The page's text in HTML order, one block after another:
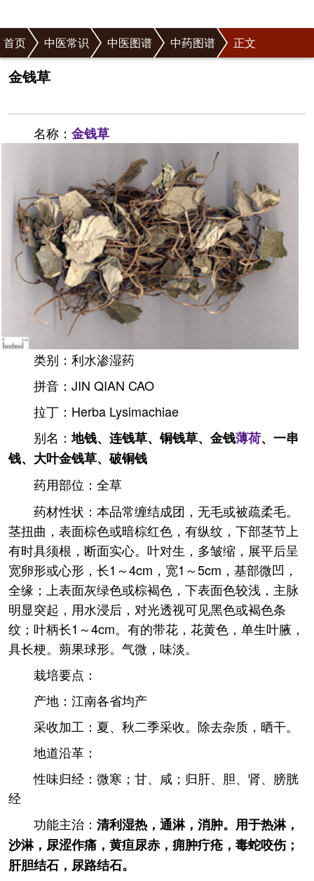
首页 中医常识 中医图谱 中药图谱 正文
金钱草
名称： 金钱草
类别：利水渗湿药
拼音：JIN QIAN CAO
拉丁：Herba Lysimachiae
别名：地钱、连钱草、铜钱草、金钱薄荷、一串
钱、大叶金钱草、破铜钱
药用部位：全草
药材性状：本品常缠结成团，无毛或被疏柔毛。
茎扭曲，表面棕色或暗棕红色，有纵纹，下部茎节上
有时具须根，断面实心。叶对生，多皱缩，展平后呈
宽卵形或心形，长1～4cm，宽1～5cm，基部微凹，
全缘；上表面灰绿色或棕褐色，下表面色较浅，主脉
明显突起，用水浸后，对光透视可见黑色或褐色条
纹；叶柄长1～4cm。有的带花，花黄色，单生叶腋，
具长梗。蒴果球形。气微，味淡。
栽培要点：
产地：江南各省均产
采收加工：夏、秋二季采收。除去杂质，晒干。
地道沿革：
性味归经：微寒；甘、咸；归肝、胆、肾、膀胱
经
功能主治： 清利湿热，通淋，消肿。用于热淋，
沙淋，尿涩作痛，黄疸尿赤，痈肿疔疮，毒蛇咬伤；
肝胆结石，尿路结石。